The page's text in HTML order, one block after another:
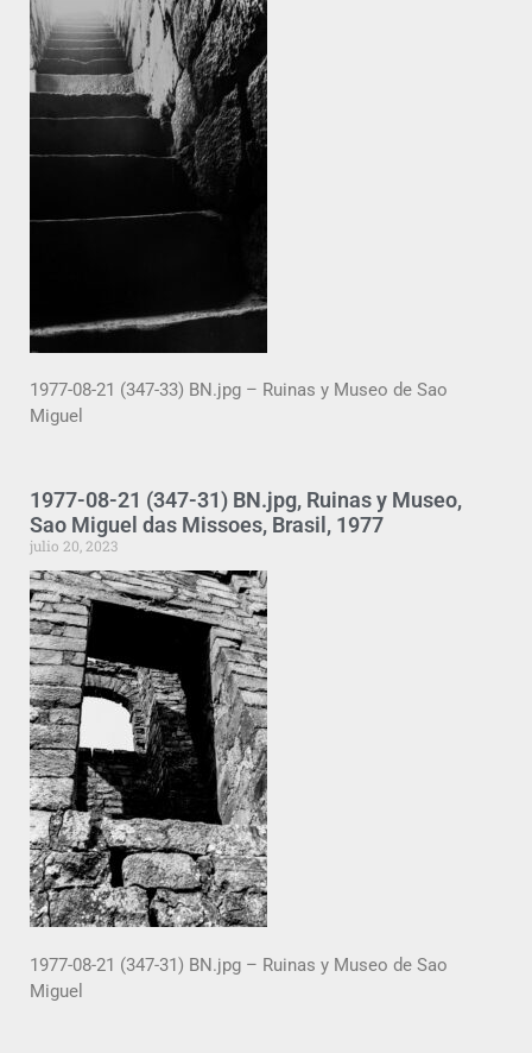
1977-08-21 (347-33) BN.jpg – Ruinas y Museo de Sao
Miguel
1977-08-21 (347-31) BN.jpg, Ruinas y Museo,
Sao Miguel das Missoes, Brasil, 1977
julio 20, 2023
1977-08-21 (347-31) BN.jpg – Ruinas y Museo de Sao
Miguel